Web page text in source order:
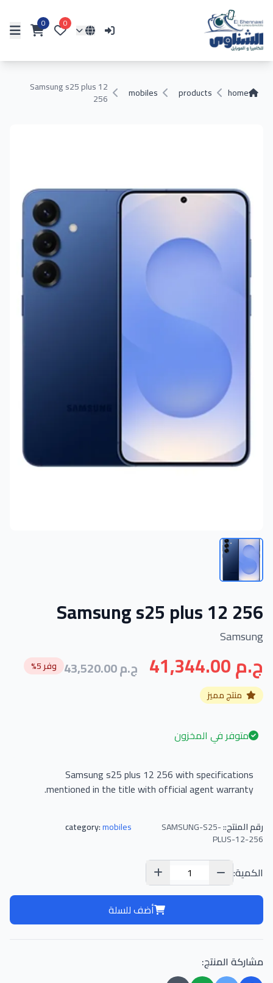
0
0
home
products
mobiles
Samsung s25 plus 12
256
Samsung s25 plus 12 256
Samsung
41,344.00 ج.م 43,520.00 ج.م
وفر 5%
منتج مميز
متوفر في المخزون
Samsung s25 plus 12 256 with specifications
mentioned in the title with official agent warranty.
رقم المنتج::SAMSUNG-S25-
PLUS-12-256
category:mobiles
الكمية:
أضف للسلة
مشاركة المنتج: